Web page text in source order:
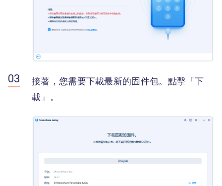
接著，您需要下載最新的固件包。點擊「下
載」。